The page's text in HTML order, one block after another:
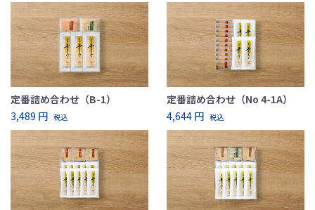
定番詰め合わせ（B-1）
3,489 円 税込
定番詰め合わせ（No 4-1A）
4,644 円 税込